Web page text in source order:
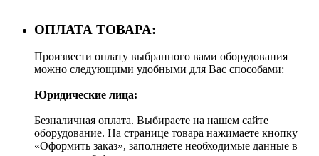
ОПЛАТА ТОВАРА:
Произвести оплату выбранного вами оборудования
можно следующими удобными для Вас способами:
Юридические лица:
Безналичная оплата. Выбираете на нашем сайте
оборудование. На странице товара нажимаете кнопку
«Оформить заказ», заполняете необходимые данные в